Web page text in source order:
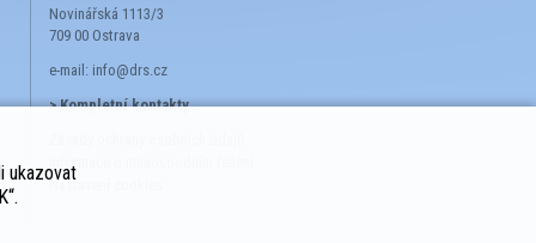
Novinářská 1113/3
709 00 Ostrava
e-mail: info@drs.cz
> Kompletní kontakty...
Informace o mimosoudním řešení
Nastavení cookies
ukazovat